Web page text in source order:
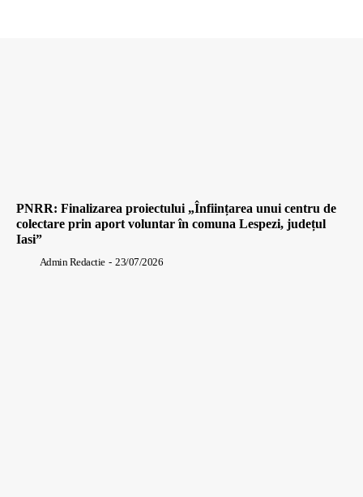
PNRR: Finalizarea proiectului „Înființarea unui centru de
colectare prin aport voluntar în comuna Lespezi, județul
Iasi”
Admin Redactie - 23/07/2026